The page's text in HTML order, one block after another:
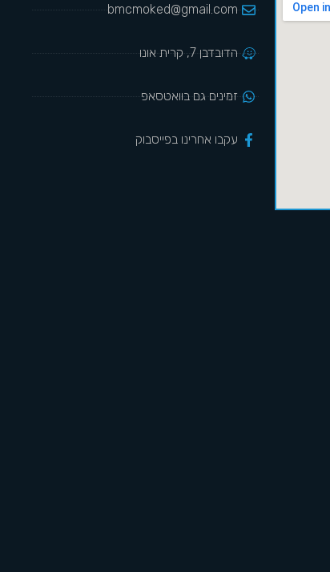
bmcmoked@gmail.com
הדובדבן 7, קרית אונו
זמינים גם בוואטסאפ
עקבו אחרינו בפייסבוק